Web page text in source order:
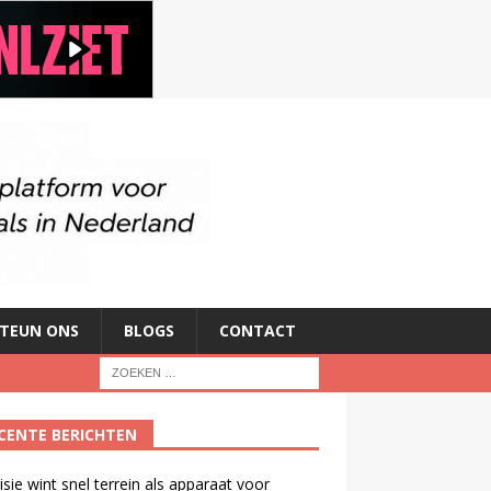
ONS BLOGS CONTACT
BERICHTEN
wint snel terrein als apparaat voor